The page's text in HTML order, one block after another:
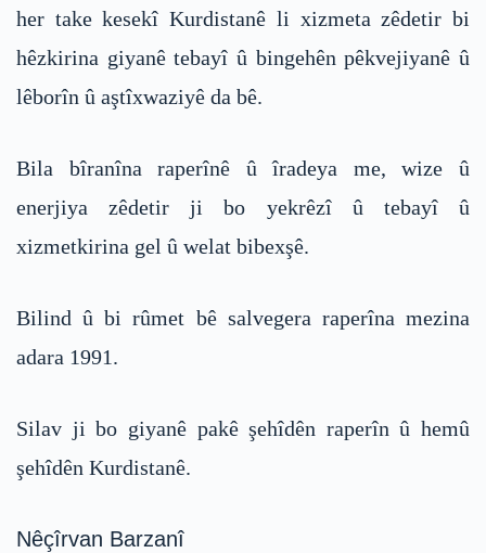
her take kesekî Kurdistanê li xizmeta zêdetir bi
hêzkirina giyanê tebayî û bingehên pêkvejiyanê û
lêborîn û aştîxwaziyê da bê.
Bila bîranîna raperînê û îradeya me, wize û
enerjiya zêdetir ji bo yekrêzî û tebayî û
xizmetkirina gel û welat bibexşê.
Bilind û bi rûmet bê salvegera raperîna mezina
adara 1991.
Silav ji bo giyanê pakê şehîdên raperîn û hemû
şehîdên Kurdistanê.
Nêçîrvan Barzanî